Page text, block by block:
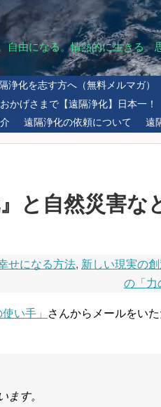
自由になる。情熱的に生きる
浄化を志す方へ（無料メルマガ）
おかげさまで【遠隔浄化】日本一！
遠隔浄化の依頼について 遠
と自然災害な
せになる方法, 新しい現実の
の「力
い手」
さんからメールをい
ます。